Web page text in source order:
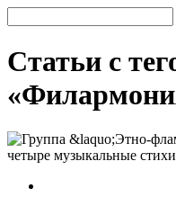
Статьи с